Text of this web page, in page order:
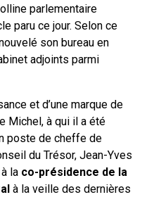
parlementaire
paru ce jour. Selon ce
son bureau en
adjoints parmi
et d’une marque de
Michel, à qui il a été
poste de cheffe de
du Trésor, Jean-Yves
la co-présidence de la
à la veille des dernières